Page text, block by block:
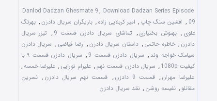
Danlod Dadzan Ghesmate 9, Download Dadzan Series Episode
09
, افشین سنگ چاپ , امیر کربلایی زاده , بازیگران سریال دادزن , بهرنگ
علوی , بهنوش بختیاری , تماشای سریال دادزن قسمت 9 , تیزر سریال
دادزن , خاطره حاتمی , داستان سریال دادزن , رضا فیاضی , سریال دادزن
سیامک خواجه وند , سریال دادزن قسمت 9 ,
سریال دادزن قسمت ۹ با
کیفیت 1080p
, سریال دادزن قسمت نهم , علیرام نورایی , علیرضا خمسه,
علیرضا مهران , قسمت 9 دادزن , قسمت نهم سریال دادزن , نسرین
مقانلو , نفیسه روشن , نقد سریال دادزن